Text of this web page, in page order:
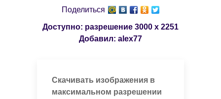
Поделиться
Доступно: разрешение 3000 x 2251
Добавил: alex77
Скачивать изображения в
максимальном разрешении